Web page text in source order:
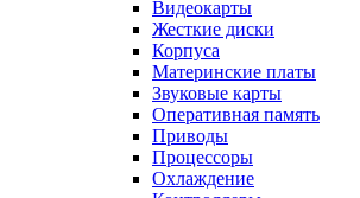
Видеокарты
Жесткие диски
Корпуса
Материнские платы
Звуковые карты
Оперативная память
Приводы
Процессоры
Охлаждение